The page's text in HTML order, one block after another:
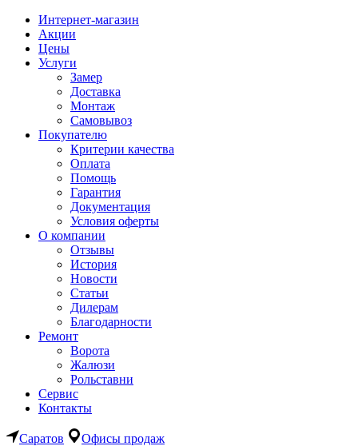
Интернет-магазин
Акции
Цены
Услуги
Замер
Доставка
Монтаж
Самовывоз
Покупателю
Критерии качества
Оплата
Помощь
Гарантия
Документация
Условия оферты
О компании
Отзывы
История
Новости
Статьи
Дилерам
Благодарности
Ремонт
Ворота
Жалюзи
Рольставни
Сервис
Контакты
Саратов Офисы продаж